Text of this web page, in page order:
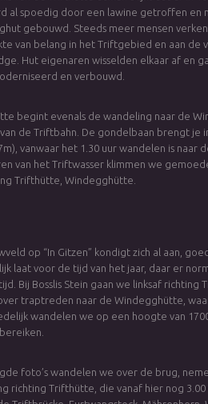
al spoedig door een lawine getroffen en
gebouwd. Steeds meer mensen
van belang in het Triftgebied en aan
Hut eigenaren wisselden elkaar af en
en verbouwd.
begint evenals de wandeling naar de
de Triftbahn. De gondelbaan brengt je
vanwaar het 1.30 uur wandelen is naar
van het Triftwasser klimmen we
Trifthütte, Windegghütte.
op “In Gitzen” kondigt zich al aan,
laat voor de tijd van het jaar, daar er
Bij Bosslis Stein gaan we linksaf richting
traptreden naar de Windegghütte,
wandelen we op een hoogte van
foto’s wandelen we over de brug,
richting Trifthütte, die vanaf hier nog 3.00